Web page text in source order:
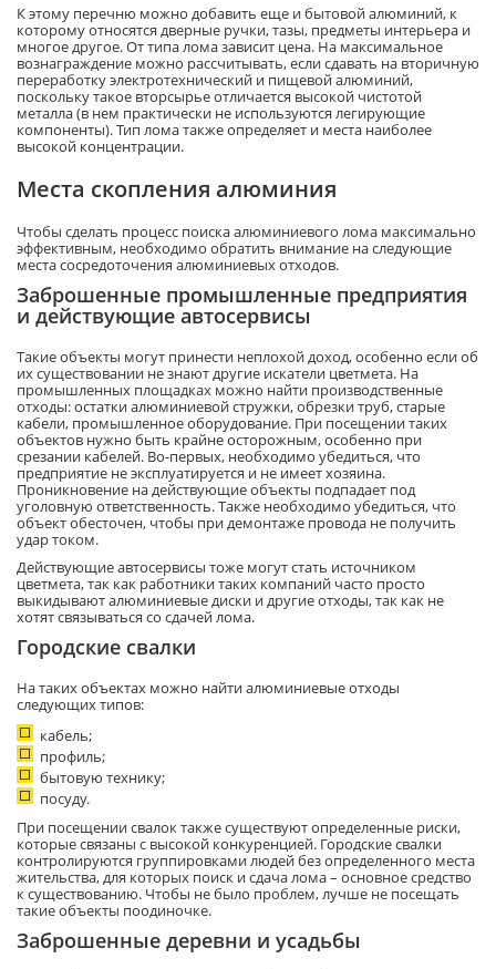
К этому перечню можно добавить еще и бытовой алюминий, к
которому относятся дверные ручки, тазы, предметы интерьера и
многое другое. От типа лома зависит цена. На максимальное
вознаграждение можно рассчитывать, если сдавать на вторичную
переработку электротехнический и пищевой алюминий,
поскольку такое вторсырье отличается высокой чистотой
металла (в нем практически не используются легирующие
компоненты). Тип лома также определяет и места наиболее
высокой концентрации.
Места скопления алюминия
Чтобы сделать процесс поиска алюминиевого лома максимально
эффективным, необходимо обратить внимание на следующие
места сосредоточения алюминиевых отходов.
Заброшенные промышленные предприятия
и действующие автосервисы
Такие объекты могут принести неплохой доход, особенно если об
их существовании не знают другие искатели цветмета. На
промышленных площадках можно найти производственные
отходы: остатки алюминиевой стружки, обрезки труб, старые
кабели, промышленное оборудование. При посещении таких
объектов нужно быть крайне осторожным, особенно при
срезании кабелей. Во-первых, необходимо убедиться, что
предприятие не эксплуатируется и не имеет хозяина.
Проникновение на действующие объекты подпадает под
уголовную ответственность. Также необходимо убедиться, что
объект обесточен, чтобы при демонтаже провода не получить
удар током.
Действующие автосервисы тоже могут стать источником
цветмета, так как работники таких компаний часто просто
выкидывают алюминиевые диски и другие отходы, так как не
хотят связываться со сдачей лома.
Городские свалки
На таких объектах можно найти алюминиевые отходы
следующих типов:
кабель;
профиль;
бытовую технику;
посуду.
При посещении свалок также существуют определенные риски,
которые связаны с высокой конкуренцией. Городские свалки
контролируются группировками людей без определенного места
жительства, для которых поиск и сдача лома – основное средство
к существованию. Чтобы не было проблем, лучше не посещать
такие объекты поодиночке.
Заброшенные деревни и усадьбы